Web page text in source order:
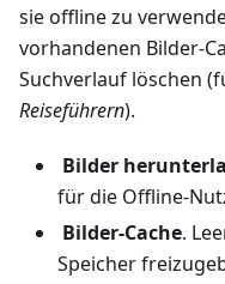
sie offline zu
vorhandenen Bilder-
Suchverlauf löschen
Reiseführern).
Bilder
für die Offline-
Bilder-Cache.
Speicher